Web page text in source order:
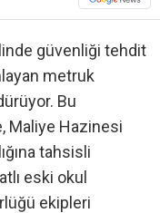
güvenliği tehdit
metruk
Bu
Maliye Hazinesi
tahsisli
eski okul
ekipleri